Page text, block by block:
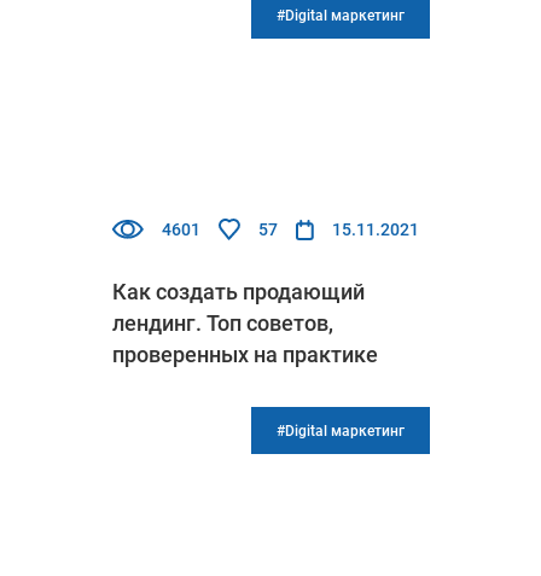
#Digital маркетинг
4601 57 15.11.2021
Как создать продающий
лендинг. Топ советов,
проверенных на практике
#Digital маркетинг